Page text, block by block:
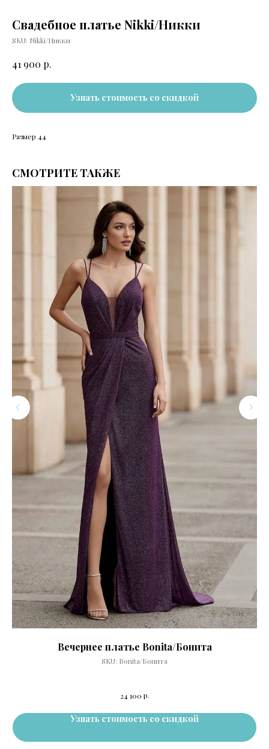
Свадебное платье Nikki/Никки
SKU: Nikki/Никки
41 900 р.
Узнать стоимость со скидкой
Размер 44
СМОТРИТЕ ТАКЖЕ
Вечернее платье Bonita/Бонита
SKU: Bonita/Бонита
24 100 р.
Узнать стоимость со скидкой